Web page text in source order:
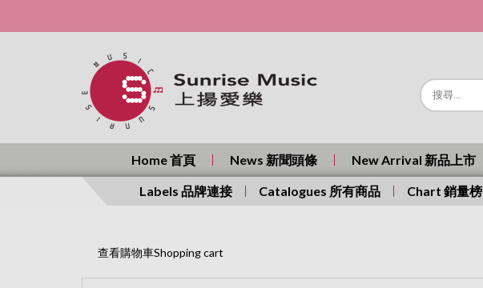
Home 首頁 News 新聞頭條 New Arrival 新品上市
Labels 品牌連接 Catalogues 所有商品 Chart 銷量榜
查看購物車Shopping cart